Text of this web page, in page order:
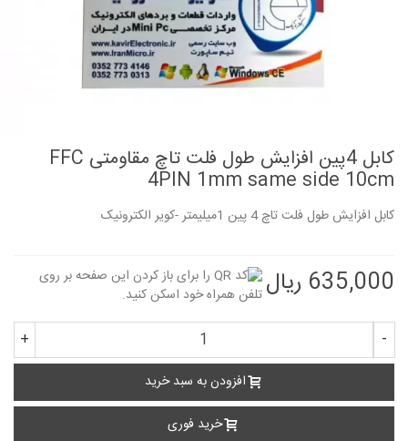
کابل 4پین افزایش طول فلت تاچ مقاومتی FFC
4PIN 1mm same side 10cm
کابل افزایش طول فلت تاچ 4 پین 1میلیمتر -کویر الکترونیک
635,000 ریال
-
+
افزودن به سبد خرید
خرید فوری